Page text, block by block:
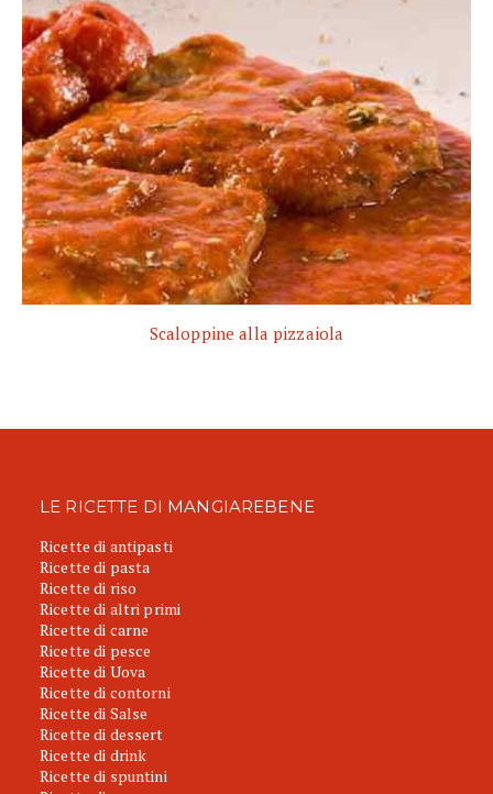
Scaloppine alla pizzaiola
LE RICETTE DI MANGIAREBENE
Ricette di antipasti
Ricette di pasta
Ricette di riso
Ricette di altri primi
Ricette di carne
Ricette di pesce
Ricette di Uova
Ricette di contorni
Ricette di Salse
Ricette di dessert
Ricette di drink
Ricette di spuntini